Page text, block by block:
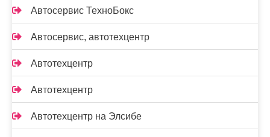
Автосервис ТехноБокс
Автосервис, автотехцентр
Автотехцентр
Автотехцентр
Автотехцентр на Элсибе